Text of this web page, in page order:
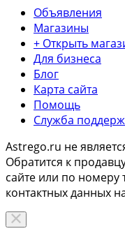
Объявления
Магазины
+ Открыть
Для бизнеса
Блог
Карта сайта
Помощь
Служба
Astrego.ru не
Обратится к
сайте или по номеру
контактных данных